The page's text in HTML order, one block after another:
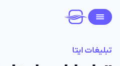
تبلیغات ایتا